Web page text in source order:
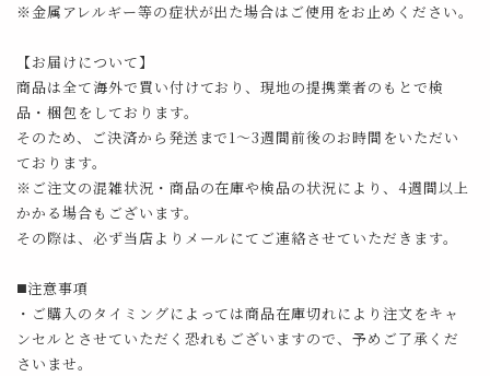
※金属アレルギー等の症状が出た場合はご使用をお止めください。
【お届けについて】
商品は全て海外で買い付けており、現地の提携業者のもとで検
品・梱包をしております。
そのため、ご決済から発送まで1～3週間前後のお時間をいただい
ております。
※ご注文の混雑状況・商品の在庫や検品の状況により、4週間以上
かかる場合もございます。
その際は、必ず当店よりメールにてご連絡させていただきます。
◼️注意事項
・ご購入のタイミングによっては商品在庫切れにより注文をキャ
ンセルとさせていただく恐れもございますので、予めご了承くだ
さいませ。